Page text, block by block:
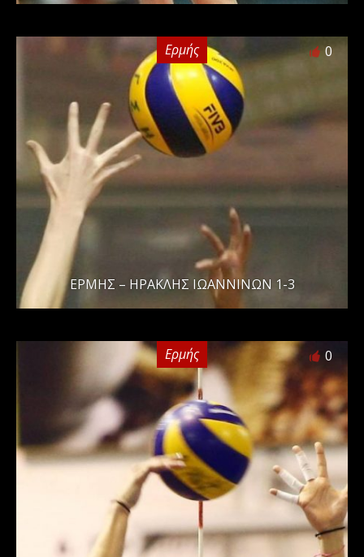
Ερμής 0
ΕΡΜΗΣ – ΗΡΑΚΛΗΣ ΙΩΑΝΝΙΝΩΝ 1-3
Ερμής 0